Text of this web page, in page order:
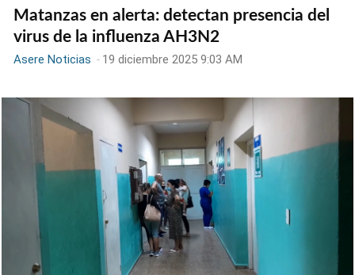
Matanzas en alerta: detectan presencia del
virus de la influenza AH3N2
Asere Noticias - 19 diciembre 2025 9:03 AM